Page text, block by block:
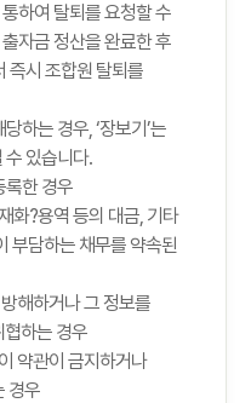
하여 탈퇴를 요청할 수
자금 정산을 완료한 후
즉시 조합원 탈퇴를
하는 경우, ‘장보기’는
수 있습니다.
록한 경우
화?용역 등의 대금, 기타
부담하는 채무를 약속된
해하거나 그 정보를
하는 경우
약관이 금지하거나
경우